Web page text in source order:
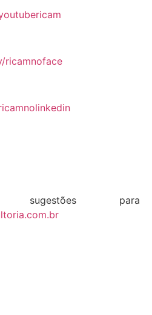
ricamnoface
sugestões para